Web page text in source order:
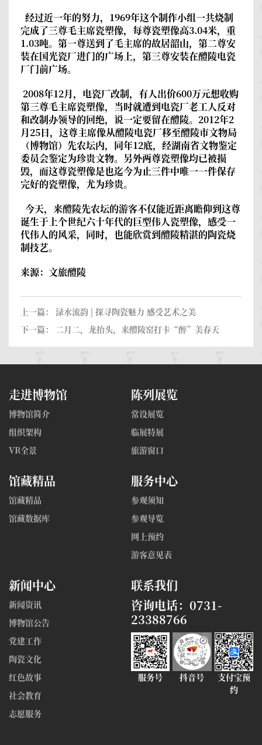
经过近一年的努力，1969年这个制作小组一共烧制
完成了三尊毛主席瓷塑像，每尊瓷塑像高3.04米，重
1.03吨。第一尊送到了毛主席的故居韶山，第二尊安
装在国光瓷厂进门的广场上，第三尊安装在醴陵电瓷
厂门前广场。
2008年12月，电瓷厂改制，有人出价600万元想收购
第三尊毛主席瓷塑像，当时就遭到电瓷厂老工人反对
和改制办领导的回绝，说一定要留在醴陵。2012年2
月25日，这尊主席像从醴陵电瓷厂移至醴陵市文物局
（博物馆）先农坛内，同年12底，经湖南省文物鉴定
委员会鉴定为珍贵文物。另外两尊瓷塑像均已被损
毁，而这尊瓷塑像是也迄今为止三件中唯一一件保存
完好的瓷塑像，尤为珍贵。
今天，来醴陵先农坛的游客不仅能近距离瞻仰到这尊
诞生于上个世纪六十年代的巨型伟人瓷塑像，感受一
代伟人的风采，同时，也能欣赏到醴陵精湛的陶瓷烧
制技艺。
来源：文旅醴陵
上一篇： 渌水流韵 | 探寻陶瓷魅力 感受艺术之美
下一篇： 二月二，龙抬头，来醴陵窑打卡“醉”美春天
走进博物馆
博物馆简介
组织架构
VR全景
陈列展览
常设展览
临展特展
旅游窗口
馆藏精品
馆藏精品
馆藏数据库
服务中心
参观须知
参观导览
网上预约
游客意见表
新闻中心
新闻资讯
博物馆公告
党建工作
陶瓷文化
红色故事
社会教育
志愿服务
联系我们
咨询电话：0731-
23388766
服务号 抖音号
支付宝预
约